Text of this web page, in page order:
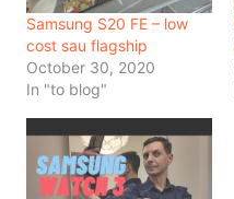
Samsung S20 FE – low
cost sau flagship
October 30, 2020
In "to blog"